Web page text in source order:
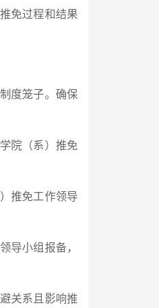
免过程和结果
度笼子。确保
院（系）推免
推免工作领导
导小组报备，
关系且影响推